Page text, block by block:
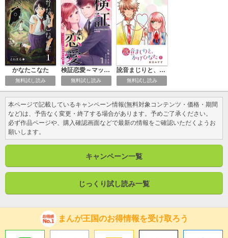
かなたこなた
無料試し読み
検証恋愛～マッチング相手は弊社の社長～
無料試し読み
訛音まじりと、かげひなた
無料試し読み
本ページで記載しているキャンペーン情報(無料対象コンテンツ・価格・期間
など)は、予告なく変更・終了する場合があります。予めご了承ください。
必ず作品ページや、購入確認画面などで最新の情報をご確認いただくようお
願いします。
キャンペーン一覧
じっくり試し読み一覧
まんが王国のお得情報を受け取ろう